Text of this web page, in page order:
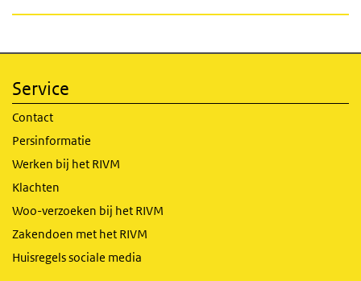
Service
Contact
Persinformatie
Werken bij het RIVM
Klachten
Woo-verzoeken bij het RIVM
Zakendoen met het RIVM
Huisregels sociale media